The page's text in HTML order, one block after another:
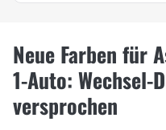
Neue Farben für
1-Auto: Wechsel-
versprochen